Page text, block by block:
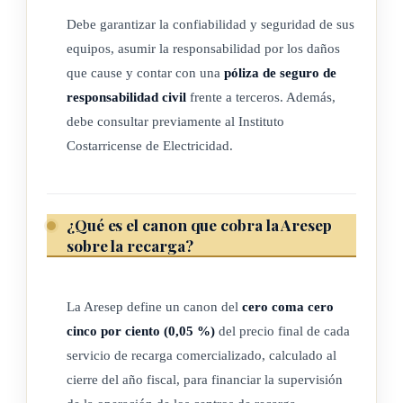
reglamentación correspondiente en un plazo de seis (6) meses
contados a partir de la entrada en vigencia de la presente ley.
TRANSITORIO II
artículo 32 de la presente ley en un plazo no mayor a seis
meses, contado a partir de la entrada en vigencia de la
según la tarifa aplicable al bloque de comercios, servicios e
industrias.
Debe garantizar la confiabilidad y seguridad de sus
equipos, asumir la responsabilidad por los daños
que cause y contar con una póliza de seguro de
responsabilidad civil frente a terceros. Además,
debe consultar previamente al Instituto
Costarricense de Electricidad.
¿Qué es el canon que cobra la Aresep
sobre la recarga?
La Aresep define un canon del cero coma cero
cinco por ciento (0,05 %) del precio final de cada
servicio de recarga comercializado, calculado al
cierre del año fiscal, para financiar la supervisión